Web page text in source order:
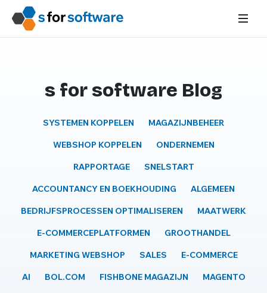
s for software Blog
SYSTEMEN KOPPELEN MAGAZIJNBEHEER
WEBSHOP KOPPELEN ONDERNEMEN
RAPPORTAGE SNELSTART
ACCOUNTANCY EN BOEKHOUDING ALGEMEEN
BEDRIJFSPROCESSEN OPTIMALISEREN MAATWERK
E-COMMERCEPLATFORMEN GROOTHANDEL
MARKETING WEBSHOP SALES E-COMMERCE
AI BOL.COM FISHBONE MAGAZIJN MAGENTO